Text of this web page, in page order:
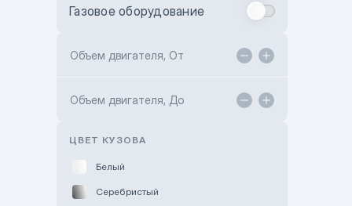
Toyota Kokshetau
Hyundai ShymCity
Газовое оборудование
Объем двигателя, От
Объем двигателя, До
ЦВЕТ КУЗОВА
Белый
Серебристый